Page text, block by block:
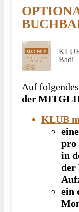
Badi
Auf
der
KLUB
eine
pro
in
der
ein